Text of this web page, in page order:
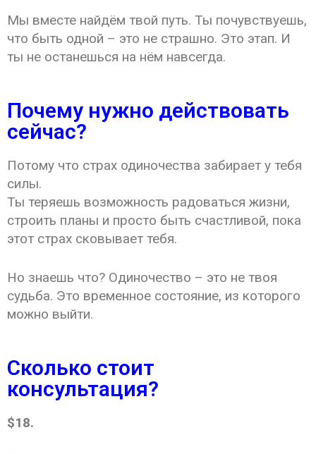
Мы вместе найдём твой путь. Ты почувствуешь,
что быть одной – это не страшно. Это этап. И
ты не останешься на нём навсегда.
Почему нужно действовать
сейчас?
Потому что страх одиночества забирает у тебя
силы.
Ты теряешь возможность радоваться жизни,
строить планы и просто быть счастливой, пока
этот страх сковывает тебя.
Но знаешь что? Одиночество – это не твоя
судьба. Это временное состояние, из которого
можно выйти.
Сколько стоит
консультация?
$18.